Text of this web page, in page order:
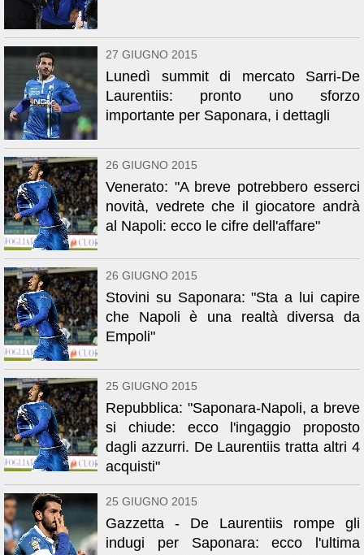
27 GIUGNO 2015
Lunedì summit di mercato Sarri-De
Laurentiis: pronto uno sforzo
importante per Saponara, i dettagli
26 GIUGNO 2015
Venerato: "A breve potrebbero esserci
novità, vedrete che il giocatore andrà
al Napoli: ecco le cifre dell'affare"
26 GIUGNO 2015
Stovini su Saponara: "Sta a lui capire
che Napoli è una realtà diversa da
Empoli"
25 GIUGNO 2015
Repubblica: "Saponara-Napoli, a breve
si chiude: ecco l'ingaggio proposto
dagli azzurri. De Laurentiis tratta altri 4
acquisti"
25 GIUGNO 2015
Gazzetta - De Laurentiis rompe gli
indugi per Saponara: ecco l'ultima